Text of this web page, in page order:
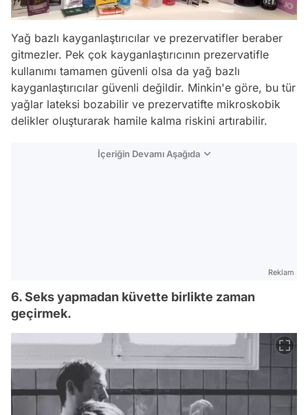
Yağ bazlı kayganlaştırıcılar ve prezervatifler beraber
gitmezler. Pek çok kayganlaştırıcının prezervatifle
kullanımı tamamen güvenli olsa da yağ bazlı
kayganlaştırıcılar güvenli değildir. Minkin'e göre, bu tür
yağlar lateksi bozabilir ve prezervatifte mikroskobik
delikler oluşturarak hamile kalma riskini artırabilir.
İçeriğin Devamı Aşağıda
Reklam
6. Seks yapmadan küvette birlikte zaman
geçirmek.